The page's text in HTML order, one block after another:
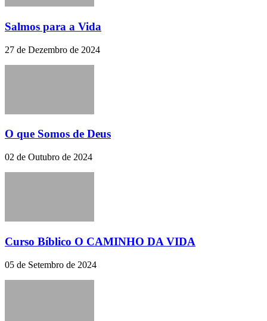
Salmos para a Vida
27 de Dezembro de 2024
O que Somos de Deus
02 de Outubro de 2024
Curso Bíblico O CAMINHO DA VIDA
05 de Setembro de 2024